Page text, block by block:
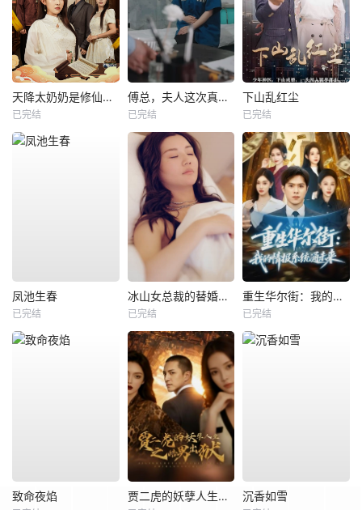
天降太奶奶是修仙老祖
已完结
傅总，夫人这次真的死了
已完结
下山乱红尘
已完结
凤池生春
已完结
冰山女总裁的替婚兵王
已完结
重生华尔街：我的情报系统通未来
已完结
致命夜焰 贾二虎的妖孽人生之皓男出狱 沉香如雪